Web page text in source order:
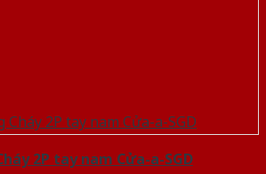
2P tay nam Cửa-a-SGD